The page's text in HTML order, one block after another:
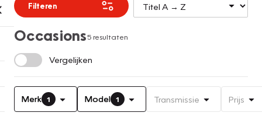
Filteren
Occasions5 resultaten
Vergelijken
Merk 1 Model 1 Transmissie Prijs